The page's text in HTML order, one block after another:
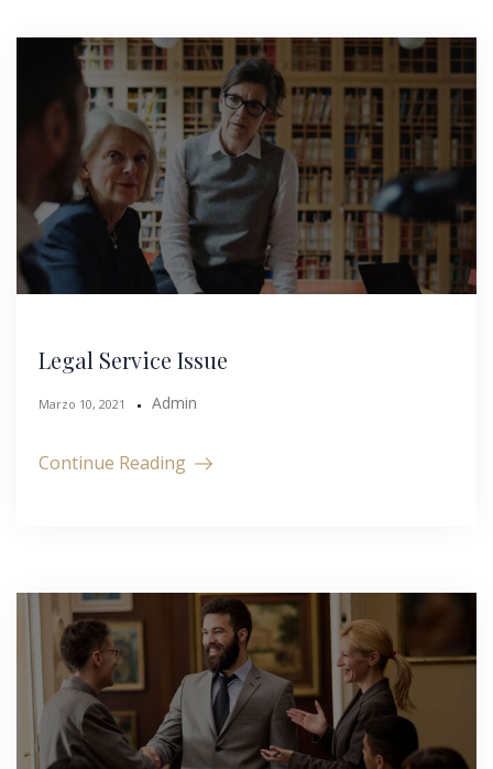
Legal Service Issue
Marzo 10, 2021 Admin
Continue Reading